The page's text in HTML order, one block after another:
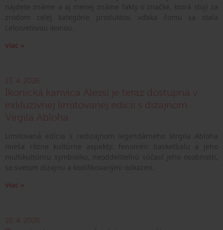
viac »
13. 4. 2026
Ikonická kanvica Alessi je teraz dostupná v
exkluzívnej limitovanej edícii s dizajnom
Virgila Abloha
viac »
10. 4. 2026